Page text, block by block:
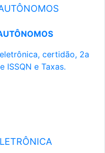
certidão, 2a
ISSQN e Taxas.